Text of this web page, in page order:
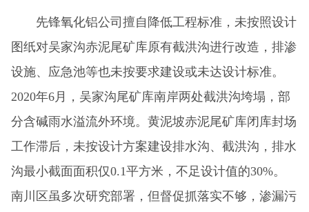
先锋氧化铝公司擅自降低工程标准，未按照设计
图纸对吴家沟赤泥尾矿库原有截洪沟进行改造，排渗
设施、应急池等也未按要求建设或未达设计标准。
2020年6月，吴家沟尾矿库南岸两处截洪沟垮塌，部
分含碱雨水溢流外环境。黄泥坡赤泥尾矿库闭库封场
工作滞后，未按设计方案建设排水沟、截洪沟，排水
沟最小截面面积仅0.1平方米，不足设计值的30%。
南川区虽多次研究部署，但督促抓落实不够，渗漏污